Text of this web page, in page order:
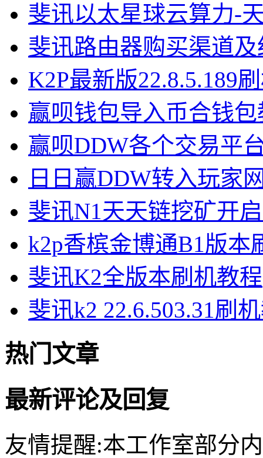
斐讯以太星球云算力-
斐讯路由器购买渠道
K2P最新版22.8.5.189
赢呗钱包导入币合钱包
赢呗DDW各个交易平
日日赢DDW转入玩家
斐讯N1天天链挖矿开
k2p香槟金博通B1版本
斐讯K2全版本刷机教程
斐讯k2 22.6.503.31刷
热门文章
最新评论及回复
友情提醒:本工作室部分